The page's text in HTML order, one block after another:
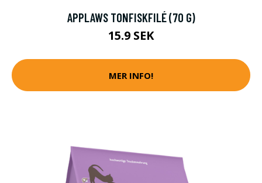
APPLAWS TONFISKFILÉ (70 G)
15.9 SEK
MER INFO!